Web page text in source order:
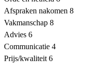
Afspraken nakomen 8
Vakmanschap 8
Advies 6
Communicatie 4
Prijs/kwaliteit 6